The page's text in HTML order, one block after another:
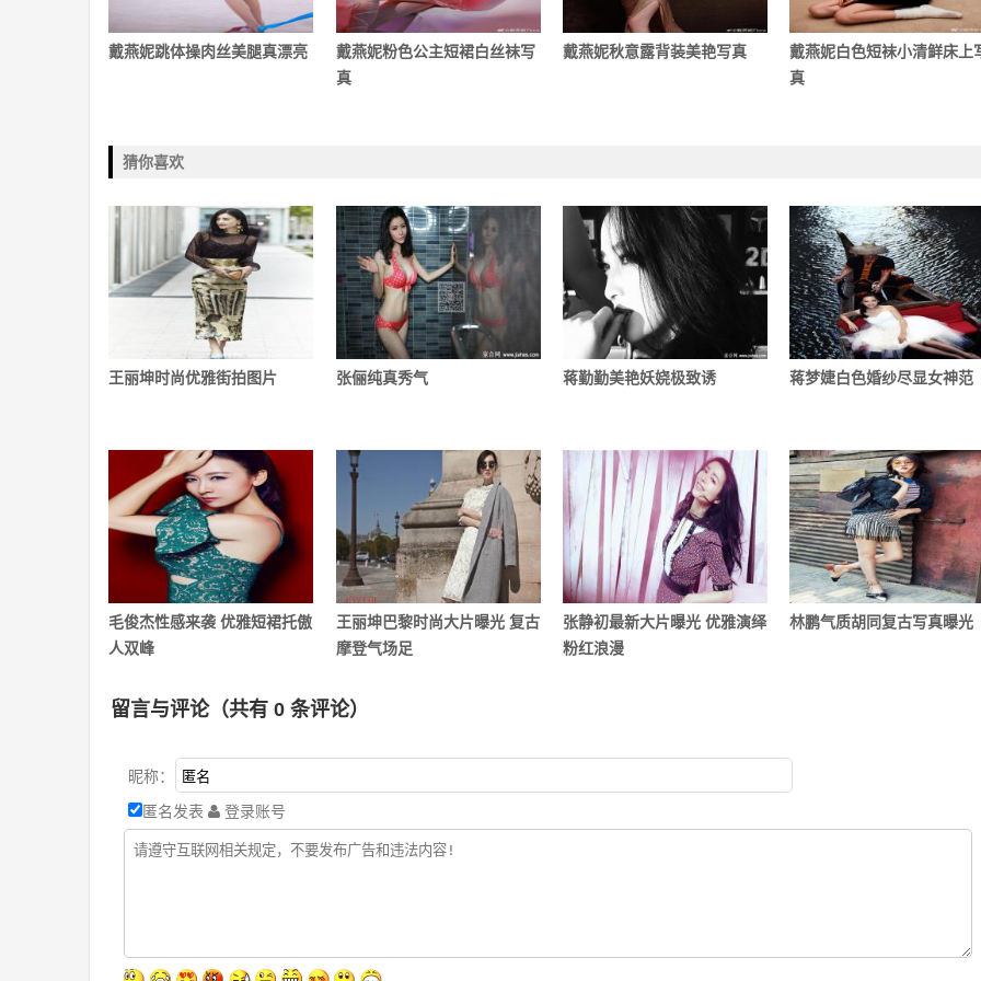
戴燕妮跳体操肉丝美腿真漂亮
戴燕妮粉色公主短裙白丝袜写
真
戴燕妮秋意露背装美艳写真
戴燕妮白色短袜小清鲜床上
真
猜你喜欢
王丽坤时尚优雅街拍图片 张俪纯真秀气 蒋勤勤美艳妖娆极致诱 蒋梦婕白色婚纱尽显女神范
毛俊杰性感来袭 优雅短裙托傲
人双峰
王丽坤巴黎时尚大片曝光 复古
摩登气场足
张静初最新大片曝光 优雅演绎
粉红浪漫
林鹏气质胡同复古写真曝光
留言与评论（共有0 条评论）
昵称：
匿名发表 登录账号